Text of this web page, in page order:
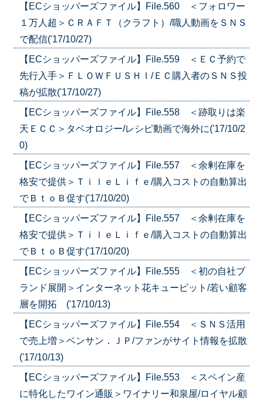
【ECショッパーズファイル】File.560 ＜フォロワー
１万人超＞ＣＲＡＦＴ（クラフト）/職人動画をＳＮＳ
で配信('17/10/27)
【ECショッパーズファイル】File.559 ＜ＥＣ予約で
先行入手＞ＦＬＯＷＦＵＳＨＩ/ＥＣ購入者のＳＮＳ投
稿が拡散('17/10/27)
【ECショッパーズファイル】File.558 ＜跡取りは楽
天ＥＣＣ＞タベオロジー/レシピ動画で海外に('17/10/2
0)
【ECショッパーズファイル】File.557 ＜余剰在庫を
格安で提供＞ＴｉｌｅＬｉｆｅ/購入コストの自動算出
でＢｔｏＢ促す('17/10/20)
【ECショッパーズファイル】File.557 ＜余剰在庫を
格安で提供＞ＴｉｌｅＬｉｆｅ/購入コストの自動算出
でＢｔｏＢ促す('17/10/20)
【ECショッパーズファイル】File.555 ＜初の自社ブ
ランド展開＞インターネット花キューピット/若い顧客
層を開拓 ('17/10/13)
【ECショッパーズファイル】File.554 ＜ＳＮＳ活用
で売上増＞ベンサン．ＪＰ/ファンがサイト情報を拡散
('17/10/13)
【ECショッパーズファイル】File.553 ＜スペイン産
に特化したワイン通販＞ワイナリー和泉屋/ロイヤル顧